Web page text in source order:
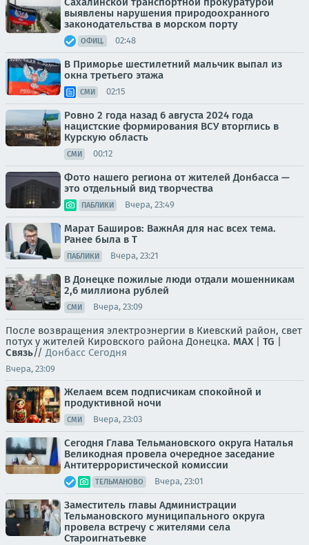
выявлены нарушения природоохранного
законодательства в морском порту
ОФИЦ. 02:48
В Приморье шестилетний мальчик выпал из
окна третьего этажа
СМИ 02:15
Ровно 2 года назад 6 августа 2024 года
нацистские формирования ВСУ вторглись в
Курскую область
СМИ 00:12
Фото нашего региона от жителей Донбасса —
это отдельный вид творчества
ПАБЛИКИ Вчера, 23:49
Марат Баширов: ВажнАя для нас всех тема.
Ранее была в Т
ПАБЛИКИ Вчера, 23:21
В Донецке пожилые люди отдали мошенникам
2,6 миллиона рублей
СМИ Вчера, 23:09
После возвращения электроэнергии в Киевский район, свет
потух у жителей Кировского района Донецка. MAX | TG |
Связь// Донбасс Сегодня
Вчера, 23:09
Желаем всем подписчикам спокойной и
продуктивной ночи
СМИ Вчера, 23:03
Сегодня Глава Тельмановского округа Наталья
Великодная провела очередное заседание
Антитеррористической комиссии
ТЕЛЬМАНОВО Вчера, 23:01
Заместитель главы Администрации
Тельмановского муниципального округа
провела встречу с жителями села
Староигнатьевке